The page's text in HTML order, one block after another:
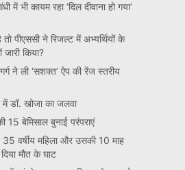
में भी कायम रहा ‘दिल दीवाना हो गया’
तो पीएससी ने रिजल्ट में अभ्यर्थियों के
किया?
ने ली ‘सशक्त’ ऐप की रेंज स्तरीय
में डॉ. खोजा का जलवा
15 बेमिसाल बुनाई परंपराएं
वर्षीय महिला और उसकी 10 माह
मौत के घाट